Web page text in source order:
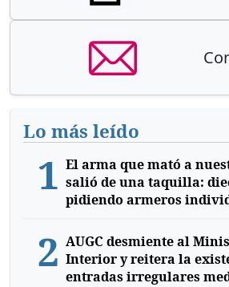
Lo más leído
1 El arma que mató a
salió de una taquilla:
pidiendo armeros
2 AUGC desmiente al
Interior y reitera la
entradas irregulares